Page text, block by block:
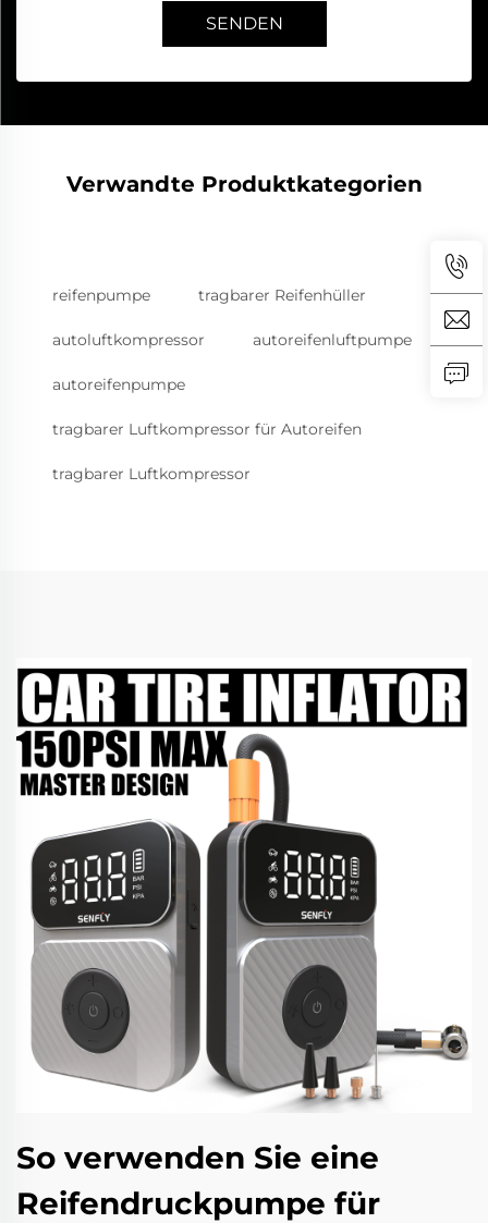
SENDEN
Verwandte Produktkategorien
reifenpumpe tragbarer Reifenhüller
autoluftkompressor autoreifenluftpumpe
autoreifenpumpe
tragbarer Luftkompressor für Autoreifen
tragbarer Luftkompressor
So verwenden Sie eine
Reifendruckpumpe für